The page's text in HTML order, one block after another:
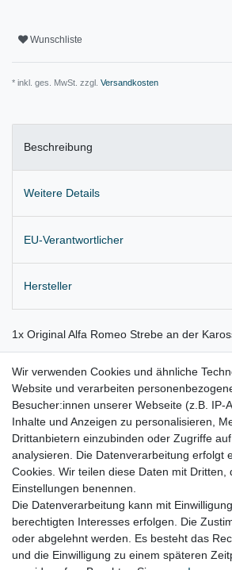
Wunschliste
* inkl. ges. MwSt. zzgl. Versandkosten
Beschreibung
Weitere Details
EU-Verantwortlicher
Hersteller
1x Original Alfa Romeo Strebe an der
aus Neuwagen mit langer Standzeit
Lieferung wie abgebildet
für:
Alfa Romeo Giulietta 940 Bj. 2010 - 2020
Lieferzeit etwa 1 bis 3
Wir verwenden Cookies und ähnliche
Website und verarbeiten
Besucher:innen unserer Webseite (z.B. IP-
Inhalte und Anzeigen zu personalisieren,
Drittanbietern einzubinden oder Zugriffe
analysieren. Die Datenverarbeitung erfolgt
Cookies. Wir teilen diese Daten mit Dritten,
Einstellungen benennen.
Die Datenverarbeitung kann mit
berechtigten Interesses erfolgen. Die
oder abgelehnt werden. Es besteht das
und die Einwilligung zu einem späteren